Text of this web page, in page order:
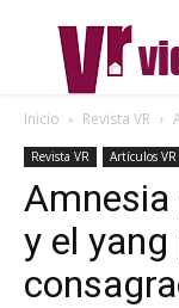
Inicio Revista VR
Revista VR Artículos VR
Amnesia
y el